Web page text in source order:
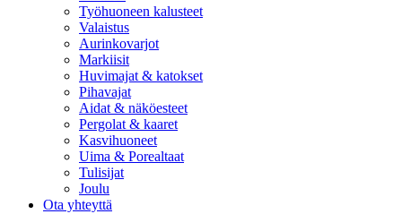
Työhuoneen kalusteet
Valaistus
Aurinkovarjot
Markiisit
Huvimajat & katokset
Pihavajat
Aidat & näköesteet
Pergolat & kaaret
Kasvihuoneet
Uima & Porealtaat
Tulisijat
Joulu
Ota yhteyttä